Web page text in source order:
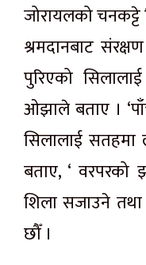
जोरायलको
श्रमदानबाट
पुरिएको
ओझाले बताए ।
सिलालाई सतहमा
बताए, ‘ वरपरको
शिला सजाउने तथा
छौँ ।